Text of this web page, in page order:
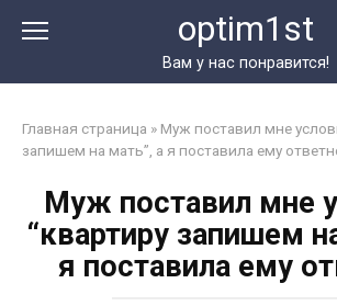
optim1st
Вам у нас понравится!
Главная страница » Муж поставил мне
запишем на мать”, а я поставила ему
Муж поставил мне
“квартиру запишем
я поставила ему